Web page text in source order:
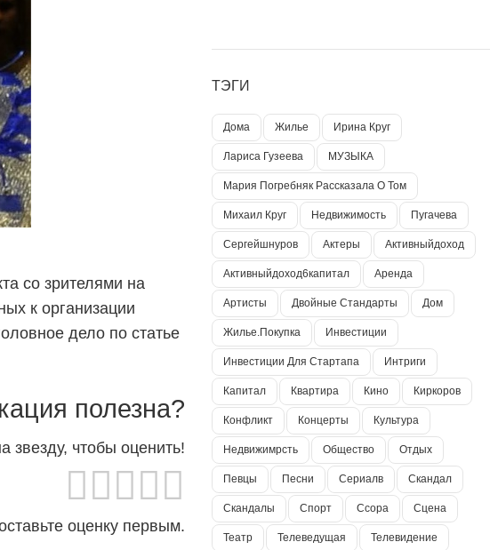
со зрителями на
к организации
дело по статье
полезна?
звезду, чтобы оценить!
оценку первым.
ТЭГИ
Дома Жилье Ирина Круг
Лариса Гузеева МУЗЫКА
Мария Погребняк Рассказала О Том
Михаил Круг Недвижимость Пугачева
Сергейшнуров Актеры Активныйдоход
Активныйдоход6капитал Аренда
Артисты Двойные Стандарты Дом
Жилье.покупка Инвестиции
Инвестиции Для Стартапа Интриги
Капитал Квартира Кино Киркоров
Конфликт Концерты Культура
Недвижимрсть Общество Отдых
Певцы Песни Сериалв Скандал
Скандалы Спорт Ссора Сцена
Театр Телеведущая Телевидение